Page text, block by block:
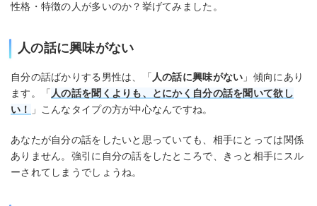
性格・特徴の人が多いのか？挙げてみました。
人の話に興味がない
自分の話ばかりする男性は、「 人の話に興味がない 」傾向にあり
ます。「 人の話を聞くよりも、とにかく自分の話を聞いて欲し
い！
」こんなタイプの方が中心なんですね。
あなたが自分の話をしたいと思っていても、相手にとっては関係
ありません。強引に自分の話をしたところで、きっと相手にスル
ーされてしまうでしょうね。